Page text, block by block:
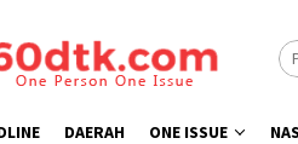
DAERAH ONE ISSUE